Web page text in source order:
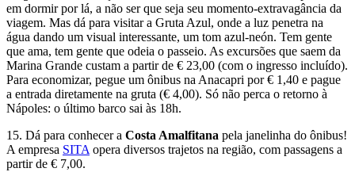
em dormir por lá, a não ser que seja seu momento-extravagância da
viagem. Mas dá para visitar a Gruta Azul, onde a luz penetra na
água dando um visual interessante, um tom azul-neón. Tem gente
que ama, tem gente que odeia o passeio. As excursões que saem da
Marina Grande custam a partir de € 23,00 (com o ingresso incluído).
Para economizar, pegue um ônibus na Anacapri por € 1,40 e pague
a entrada diretamente na gruta (€ 4,00). Só não perca o retorno à
Nápoles: o último barco sai às 18h.
15. Dá para conhecer a Costa Amalfitana pela janelinha do ônibus!
A empresa SITA opera diversos trajetos na região, com passagens a
partir de € 7,00.